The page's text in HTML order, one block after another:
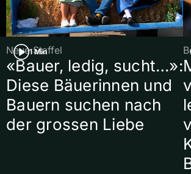
1 Min
Neue Staffel
«Bauer, ledig, sucht…»:
Diese Bäuerinnen und
Bauern suchen nach
der grossen Liebe